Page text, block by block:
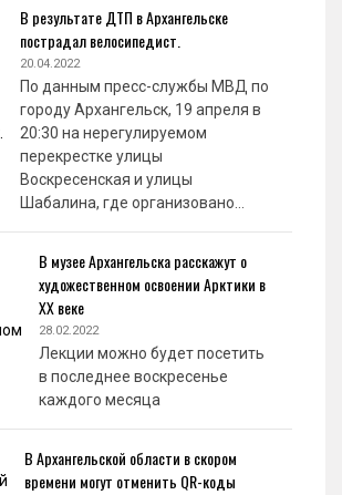
В результате ДТП в Архангельске
пострадал велосипедист.
20.04.2022
По данным пресс-службы МВД по
городу Архангельск, 19 апреля в
20:30 на нерегулируемом
перекрестке улицы
Воскресенская и улицы
Шабалина, где организовано…
В музее Архангельска расскажут о
художественном освоении Арктики в
XX веке
28.02.2022
Лекции можно будет посетить
в последнее воскресенье
каждого месяца
В Архангельской области в скором
времени могут отменить QR-коды